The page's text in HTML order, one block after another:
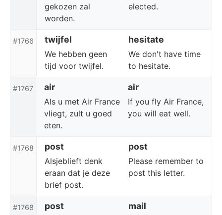
gekozen zal
worden.
elected.
#1766 twijfel hesitate
We hebben geen
tijd voor twijfel.
We don't have time
to hesitate.
#1767 air air
Als u met Air France
vliegt, zult u goed
eten.
If you fly Air France,
you will eat well.
#1768 post post
Alsjeblieft denk
eraan dat je deze
brief post.
Please remember to
post this letter.
#1768 post mail